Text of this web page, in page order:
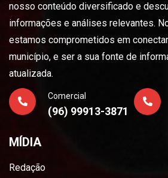
nosso conteúdo diversificado e
informações e análises relevantes.
estamos comprometidos em
município, e ser a sua fonte de
atualizada.
Comercial
(96) 99913-3871
MÍDIA
Redação